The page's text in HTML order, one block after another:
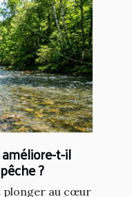
t-il
?
plonger au cœur